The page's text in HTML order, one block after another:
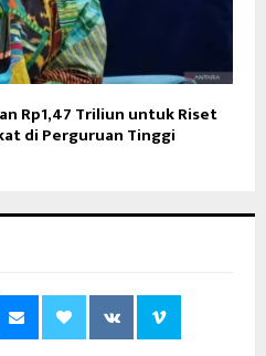
Rp1,47 Triliun untuk Riset
di Perguruan Tinggi